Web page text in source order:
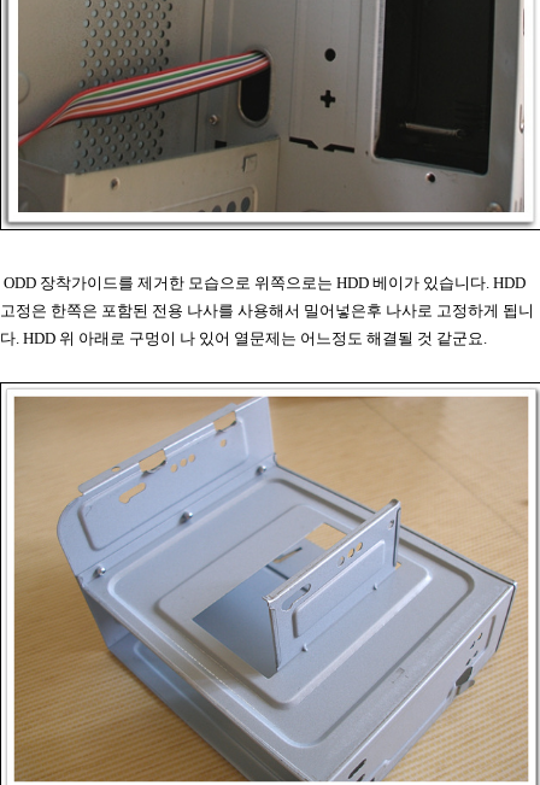
ODD 장착가이드를 제거한 모습으로 위쪽으로는 HDD 베이가 있습니다. HDD
고정은 한쪽은 포함된 전용 나사를 사용해서 밀어넣은후 나사로 고정하게 됩니
다. HDD 위 아래로 구멍이 나 있어 열문제는 어느정도 해결될 것 같군요.